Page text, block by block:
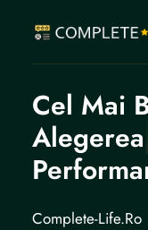
Cel Mai
Complete-Life.ro